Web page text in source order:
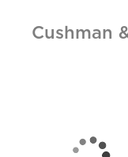
Cushman